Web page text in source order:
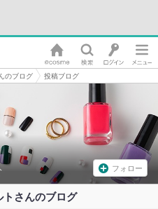
のブログ 投稿ブログ
フォロー
トさんのブログ